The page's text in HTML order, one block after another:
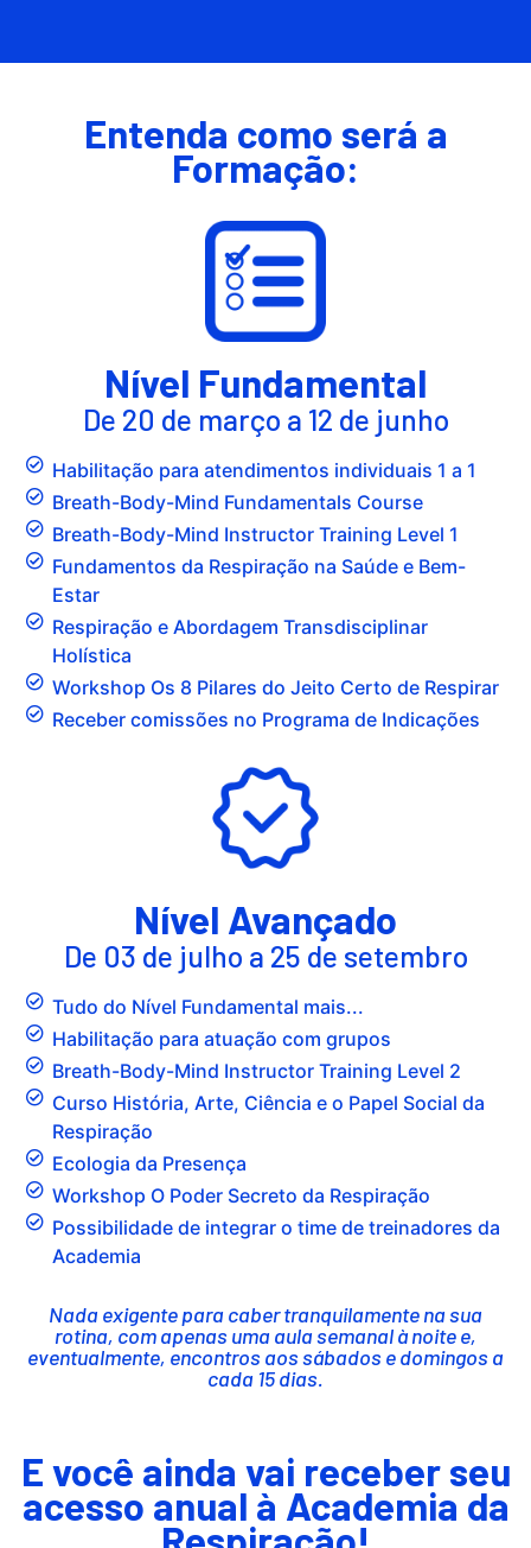
Entenda como será a
Formação:
Nível Fundamental
De 20 de março a 12 de junho
Habilitação para atendimentos individuais 1 a 1
Breath-Body-Mind Fundamentals Course
Breath-Body-Mind Instructor Training Level 1
Fundamentos da Respiração na Saúde e Bem-
Estar
Respiração e Abordagem Transdisciplinar
Holística
Workshop Os 8 Pilares do Jeito Certo de Respirar
Receber comissões no Programa de Indicações
Nível Avançado
De 03 de julho a 25 de setembro
Tudo do Nível Fundamental mais...
Habilitação para atuação com grupos
Breath-Body-Mind Instructor Training Level 2
Curso História, Arte, Ciência e o Papel Social da
Respiração
Ecologia da Presença
Workshop O Poder Secreto da Respiração
Possibilidade de integrar o time de treinadores da
Academia
Nada exigente para caber tranquilamente na sua
rotina, com apenas uma aula semanal à noite e,
eventualmente, encontros aos sábados e domingos a
cada 15 dias.
E você ainda vai receber seu
acesso anual à Academia da